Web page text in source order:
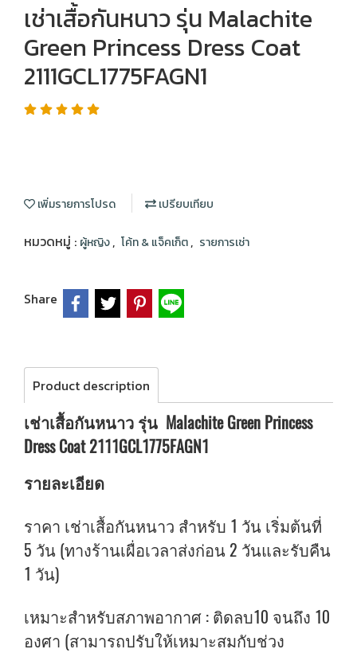
เช่าเสื้อกันหนาว รุ่น Malachite
Green Princess Dress Coat
2111GCL1775FAGN1
เพิ่มรายการโปรด เปรียบเทียบ
หมวดหมู่ : ผู้หญิง, โค้ท & แจ็คเก็ต, รายการเช่า
Share
Product description
เช่าเสื้อกันหนาว รุ่น Malachite Green Princess
Dress Coat 2111GCL1775FAGN1
รายละเอียด
ราคา เช่าเสื้อกันหนาว สำหรับ 1 วัน เริ่มต้นที่
5 วัน (ทางร้านเผื่อเวลาส่งก่อน 2 วันและรับคืน
1 วัน)
เหมาะสำหรับสภาพอากาศ : ติดลบ10 จนถึง 10
องศา (สามารถปรับให้เหมาะสมกับช่วง